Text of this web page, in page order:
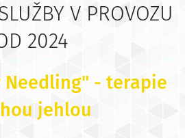
V PROVOZU
2024
Needling" - terapie
jehlou